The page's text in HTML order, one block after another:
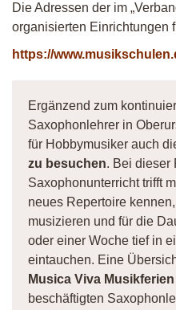
Die Adressen der im
organisierten Einrichtungen
https://
Ergänzend zum
Saxophonlehrer in
für Hobbymusiker auch
zu besuchen. Bei dieser
Saxophonunterricht trifft
neues Repertoire
musizieren und für die
oder einer Woche tief in
eintauchen. Eine
Musica Viva Musikferien
beschäftigten